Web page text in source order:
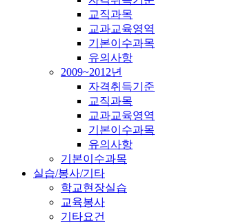
교직과목
교과교육영역
기본이수과목
유의사항
2009~2012년
자격취득기준
교직과목
교과교육영역
기본이수과목
유의사항
기본이수과목
실습/봉사/기타
학교현장실습
교육봉사
기타요건